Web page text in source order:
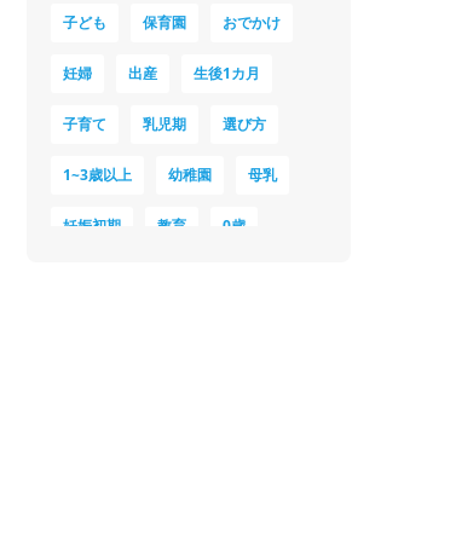
子ども 保育園 おでかけ
妊婦 出産 生後1カ月
子育て 乳児期 選び方
1~3歳以上 幼稚園 母乳
妊娠初期 教育 0歳